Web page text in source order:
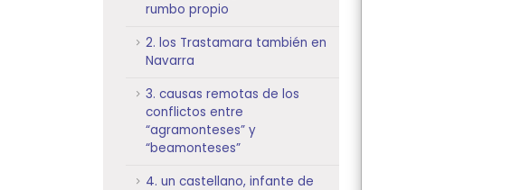
rumbo propio
2. los Trastamara también en
Navarra
3. causas remotas de los
conflictos entre
“agramonteses” y
“beamonteses”
4. un castellano, infante de